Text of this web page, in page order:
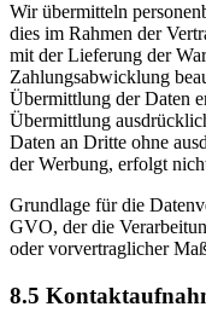
Wir übermitteln
dies im Rahmen der
mit der Lieferung der
Zahlungsabwicklung
Übermittlung der Daten
Übermittlung
Daten an Dritte ohne
der Werbung, erfolgt
Grundlage für die
GVO, der die
oder vorvertraglicher
8.5